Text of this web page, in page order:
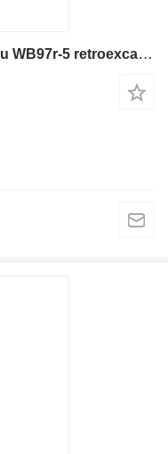
Enfriador de aceite para Komatsu WB97r-5 retroexcavadora